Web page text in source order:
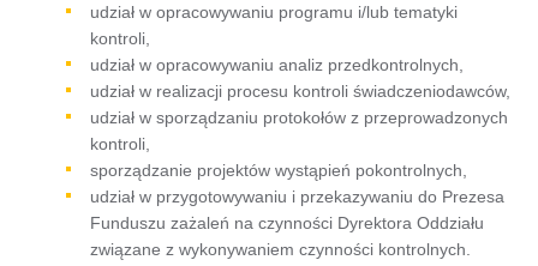
udział w opracowywaniu programu i/lub tematyki
kontroli,
udział w opracowywaniu analiz przedkontrolnych,
udział w realizacji procesu kontroli świadczeniodawców,
udział w sporządzaniu protokołów z przeprowadzonych
kontroli,
sporządzanie projektów wystąpień pokontrolnych,
udział w przygotowywaniu i przekazywaniu do Prezesa
Funduszu zażaleń na czynności Dyrektora Oddziału
związane z wykonywaniem czynności kontrolnych.